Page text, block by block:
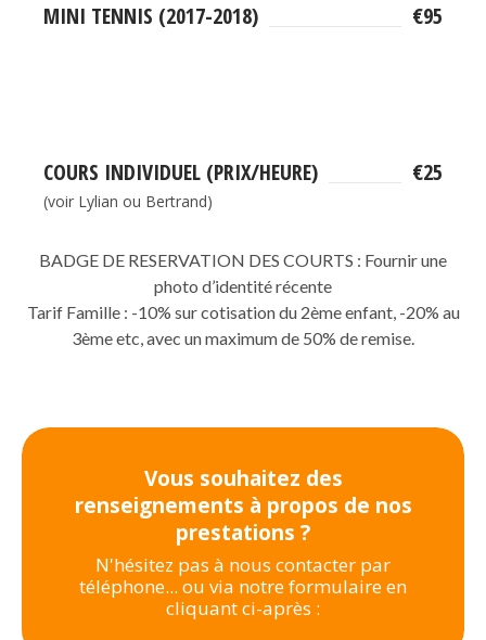
MINI TENNIS (2017-2018) €95
COURS INDIVIDUEL (PRIX/HEURE) €25
(voir Lylian ou Bertrand)
BADGE DE RESERVATION DES COURTS : Fournir une
photo d’identité récente
Tarif Famille : -10% sur cotisation du 2ème enfant, -20% au
3ème etc, avec un maximum de 50% de remise.
Vous souhaitez des
renseignements à propos de nos
prestations ?
N'hésitez pas à nous contacter par
téléphone... ou via notre formulaire en
cliquant ci-après :